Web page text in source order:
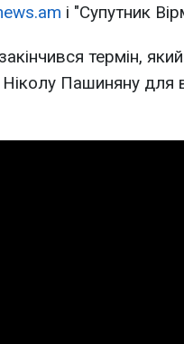
і "Супутник
термін,
Ніколу Пашиняну для